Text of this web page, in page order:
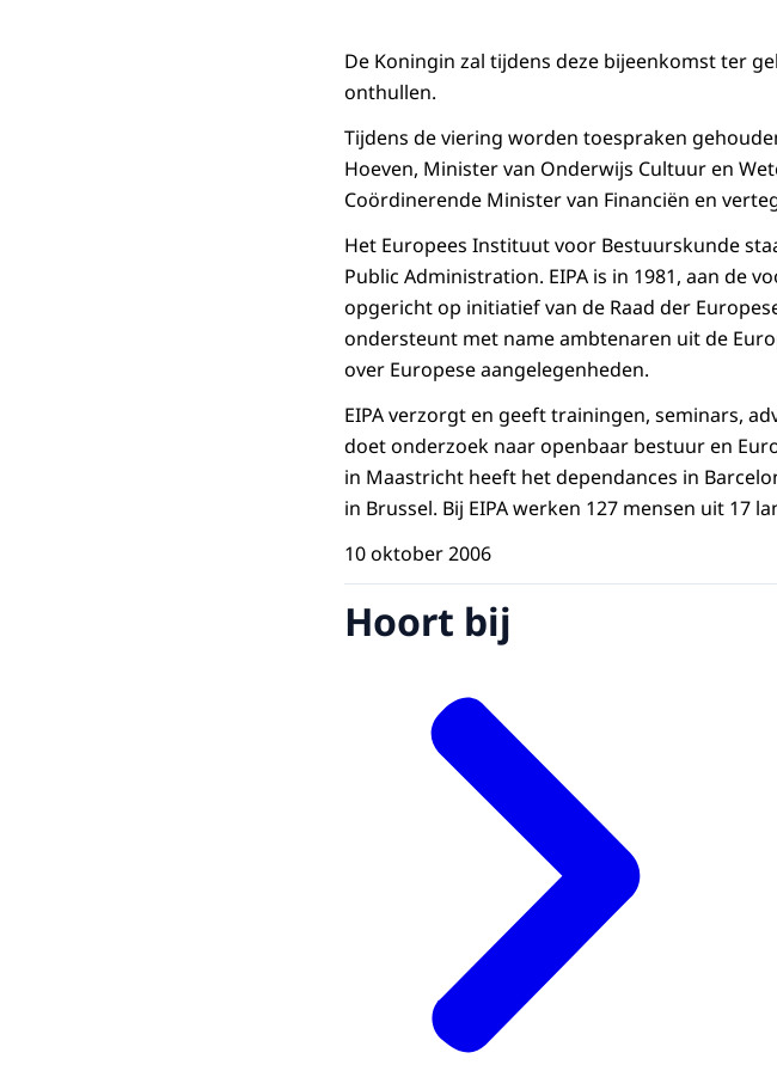
De Koningin zal tijdens deze bijeenkomst ter
onthullen.
Tijdens de viering worden toespraken
Hoeven, Minister van Onderwijs Cultuur en
Coördinerende Minister van Financiën en
Het Europees Instituut voor Bestuurskunde
Public Administration. EIPA is in 1981, aan de
opgericht op initiatief van de Raad der
ondersteunt met name ambtenaren uit de
over Europese aangelegenheden.
EIPA verzorgt en geeft trainingen, seminars,
doet onderzoek naar openbaar bestuur en
in Maastricht heeft het dependances in
in Brussel. Bij EIPA werken 127 mensen uit 17
10 oktober 2006
Hoort bij